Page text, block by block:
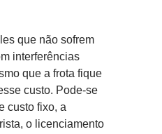
que não sofrem
interferências
que a frota fique
custo. Pode-se
custo fixo, a
o licenciamento